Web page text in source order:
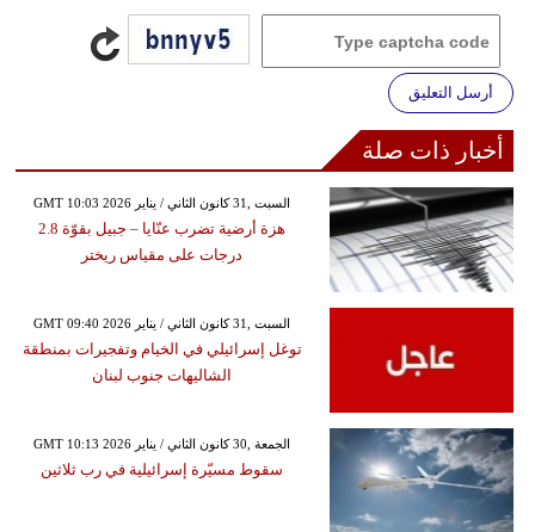
أرسل التعليق
أخبار ذات صلة
GMT 10:03 2026 السبت ,31 كانون الثاني / يناير
هزة أرضية تضرب عنّايا – جبيل بقوّة 2.8
درجات على مقياس ريختر
GMT 09:40 2026 السبت ,31 كانون الثاني / يناير
توغل إسرائيلي في الخيام وتفجيرات بمنطقة
الشاليهات جنوب لبنان
GMT 10:13 2026 الجمعة ,30 كانون الثاني / يناير
سقوط مسيّرة إسرائيلية في رب ثلاثين